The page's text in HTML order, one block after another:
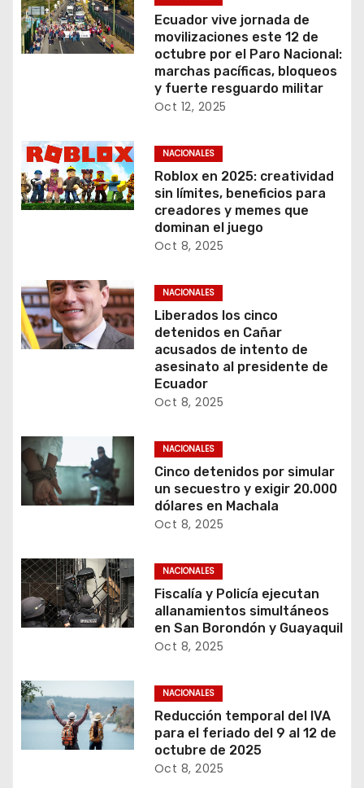
Ecuador vive jornada de
movilizaciones este 12 de
octubre por el Paro Nacional:
marchas pacíficas, bloqueos
y fuerte resguardo militar
Oct 12, 2025
NACIONALES
Roblox en 2025: creatividad
sin límites, beneficios para
creadores y memes que
dominan el juego
Oct 8, 2025
NACIONALES
Liberados los cinco
detenidos en Cañar
acusados de intento de
asesinato al presidente de
Ecuador
Oct 8, 2025
NACIONALES
Cinco detenidos por simular
un secuestro y exigir 20.000
dólares en Machala
Oct 8, 2025
NACIONALES
Fiscalía y Policía ejecutan
allanamientos simultáneos
en San Borondón y Guayaquil
Oct 8, 2025
NACIONALES
Reducción temporal del IVA
para el feriado del 9 al 12 de
octubre de 2025
Oct 8, 2025